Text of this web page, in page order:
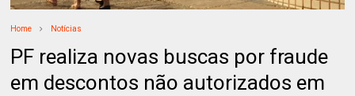
Home Notícias
PF realiza novas buscas por fraude
em descontos não autorizados em